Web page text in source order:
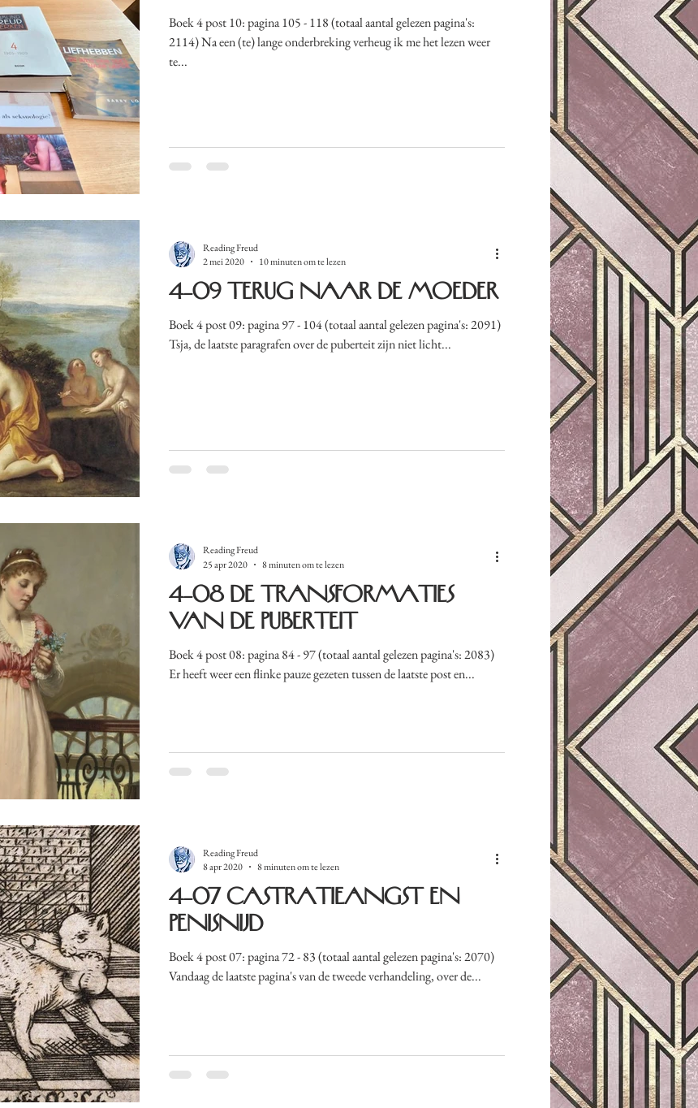
Boek 4 post 10: pagina 105 - 118 (totaal aantal gelezen pagina's:
2114) Na een (te) lange onderbreking verheug ik me het lezen weer
te...
4-09 Terug naar de moeder
Boek 4 post 09: pagina 97 - 104 (totaal aantal gelezen pagina's: 2091)
Tsja, de laatste paragrafen over de puberteit zijn niet licht...
Reading Freud
2 mei 2020
10 minuten om te lezen
4-08 De transformaties
van de puberteit
Boek 4 post 08: pagina 84 - 97 (totaal aantal gelezen pagina's: 2083)
Er heeft weer een flinke pauze gezeten tussen de laatste post en...
Reading Freud
25 apr 2020
8 minuten om te lezen
4-07 Castratieangst en
penisnijd
Boek 4 post 07: pagina 72 - 83 (totaal aantal gelezen pagina's: 2070)
Vandaag de laatste pagina's van de tweede verhandeling, over de...
Reading Freud
8 apr 2020
8 minuten om te lezen